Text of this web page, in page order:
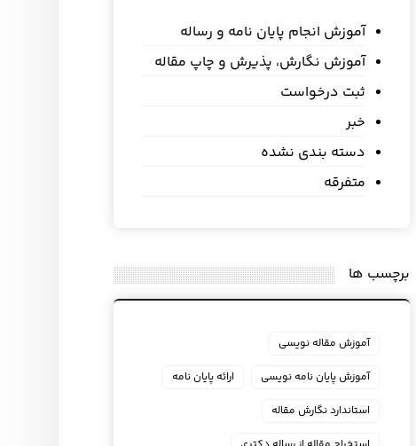
آموزش انجام پایان نامه و رساله
آموزش نگارش، پذیرش و چاپ مقاله
ثبت درخواست
خبر
دسته بندی نشده
متفرقه
برچسب ها
آموزش مقاله نویسی
آموزش پایان نامه نویسی
ارائه پایان نامه
استاندارد نگارش مقاله